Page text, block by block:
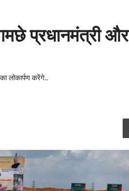
प्रधानमंत्री और
लोकार्पण करेंगे..